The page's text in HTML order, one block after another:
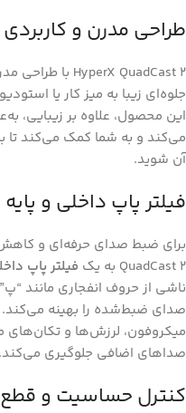
طراحی مدرن و کاربردی
جلوه‌ای زیبا به میز کار یا
این محصول، علاوه بر زیبایی،
می‌کند و به شما کمک می‌کند تا
آن شوید.
فیلتر پاپ داخلی و
QuadCast 2 به یک
فیلتر پاپ
ناشی از حروف انفجاری مانند
صدای ضبط‌شده را بهینه
میکروفون، لرزش‌ها و تکان‌های
صداهای اضافی جلوگیری می‌کند.
کنترل حساسیت و